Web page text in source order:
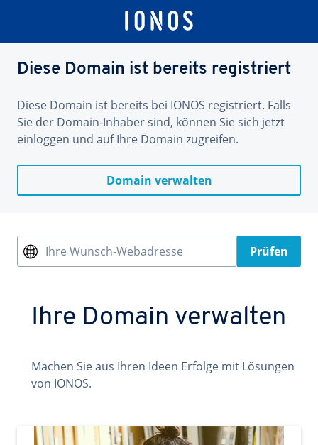
Diese Domain ist bereits registriert
Diese Domain ist bereits bei IONOS registriert. Falls
Sie der Domain-Inhaber sind, können Sie sich jetzt
einloggen und auf Ihre Domain zugreifen.
Domain verwalten
Ihre Wunsch-Webadresse Prüfen
Ihre Domain verwalten
Machen Sie aus Ihren Ideen Erfolge mit Lösungen
von IONOS.